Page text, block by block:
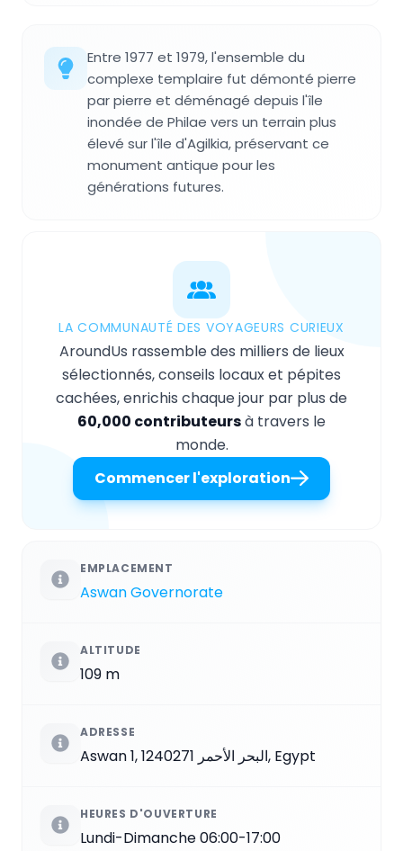
Entre 1977 et 1979, l'ensemble du
complexe templaire fut démonté pierre
par pierre et déménagé depuis l'île
inondée de Philae vers un terrain plus
élevé sur l'île d'Agilkia, préservant ce
monument antique pour les
générations futures.
LA COMMUNAUTÉ DES VOYAGEURS CURIEUX
AroundUs rassemble des milliers de lieux
sélectionnés, conseils locaux et pépites
cachées, enrichis chaque jour par plus de
60,000 contributeursà travers le
monde.
Commencer l'exploration
EMPLACEMENT
Aswan Governorate
ALTITUDE
109 m
ADRESSE
Aswan 1, البحر الأحمر 1240271, Egypt
HEURES D'OUVERTURE
Lundi-Dimanche 06:00-17:00